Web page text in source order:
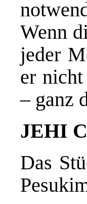
Wenn
jeder
er
– ganz
JEHI
Das